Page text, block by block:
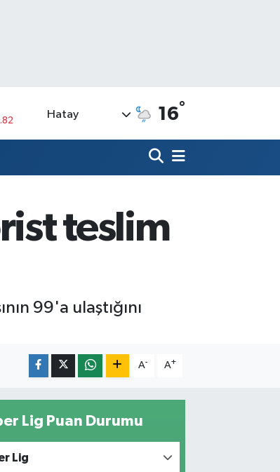
%0.19
Hatay 16°
teslim
99'a ulaştığını
A- A+
Lig Puan Durumu
Lig